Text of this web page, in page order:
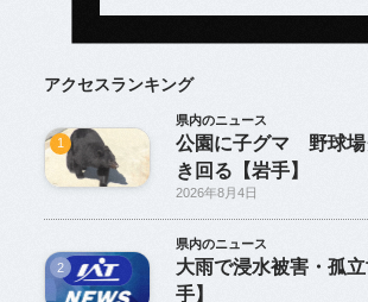
アクセスランキング
1
県内のニュース
公園に子グマ 野球場
き回る【岩手】
2026年8月4日
2
県内のニュース
大雨で浸水被害・孤
手】